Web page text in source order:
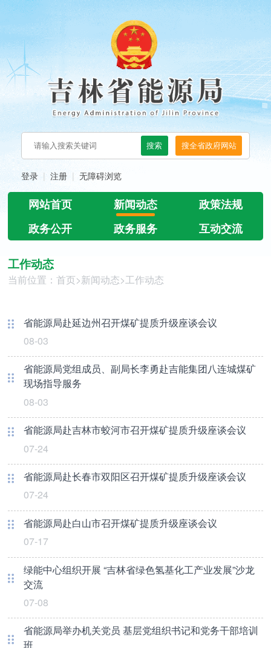
登录 注册 无障碍浏览
网站首页 新闻动态
政策法规
政务公开
政务服务 互动交流
工作动态
当前位置：首页>新闻动态>工作动态
省能源局赴延边州召开煤矿提质升级座谈会议
08-03
省能源局党组成员、副局长李勇赴吉能集团八连城煤矿
现场指导服务
08-03
省能源局赴吉林市蛟河市召开煤矿提质升级座谈会议
07-24
省能源局赴长春市双阳区召开煤矿提质升级座谈会议
07-24
省能源局赴白山市召开煤矿提质升级座谈会议
07-17
绿能中心组织开展 “吉林省绿色氢基化工产业发展”沙龙
交流
07-08
省能源局举办机关党员 基层党组织书记和党务干部培训
班